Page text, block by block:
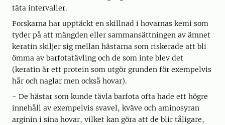
täta intervaller.
Forskarna har upptäckt en skillnad i hovarnas kemi som
tyder på att mängden eller sammansättningen av ämnet
keratin skiljer sig mellan hästarna som riskerade att bli
ömma av barfotatävling och de som inte blev det
(keratin är ett protein som utgör grunden för exempelvis
hår och naglar men också hovar).
- De hästar som kunde tävla barfota ofta hade ett högre
innehåll av exempelvis svavel, kväve och aminosyran
arginin i sina hovar, vilket kan göra att de blir tåligare,